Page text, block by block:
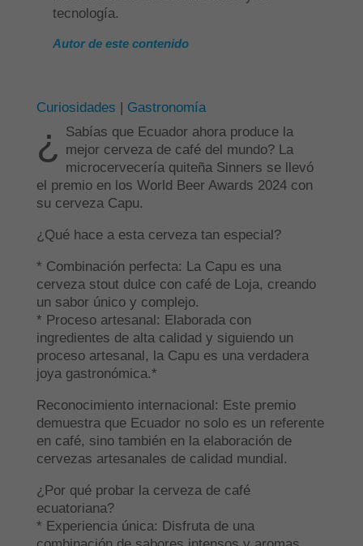
tecnología.
Autor de este contenido
Curiosidades Gastronomía
¿ Sabías que Ecuador ahora produce la
mejor cerveza de café del mundo? La
microcervecería quiteña Sinners se llevó
el premio en los World Beer Awards 2024 con
su cerveza Capu.
¿Qué hace a esta cerveza tan especial?
* Combinación perfecta: La Capu es una
cerveza stout dulce con café de Loja, creando
un sabor único y complejo.
* Proceso artesanal: Elaborada con
ingredientes de alta calidad y siguiendo un
proceso artesanal, la Capu es una verdadera
joya gastronómica.*
Reconocimiento internacional: Este premio
demuestra que Ecuador no solo es un referente
en café, sino también en la elaboración de
cervezas artesanales de calidad mundial.
¿Por qué probar la cerveza de café
ecuatoriana?
* Experiencia única: Disfruta de una